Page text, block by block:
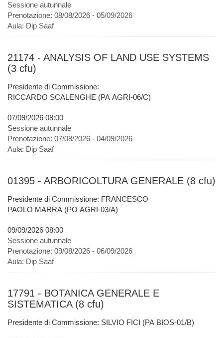
Sessione autunnale
Prenotazione: 08/08/2026 - 05/09/2026
Aula: Dip Saaf
21174 - ANALYSIS OF LAND USE SYSTEMS
(3 cfu)
Presidente di Commissione:
RICCARDO SCALENGHE (PA AGRI-06/C)
07/09/2026 08:00
Sessione autunnale
Prenotazione: 07/08/2026 - 04/09/2026
Aula: Dip Saaf
01395 - ARBORICOLTURA GENERALE (8 cfu)
Presidente di Commissione: FRANCESCO
PAOLO MARRA (PO AGRI-03/A)
09/09/2026 08:00
Sessione autunnale
Prenotazione: 09/08/2026 - 06/09/2026
Aula: Dip Saaf
17791 - BOTANICA GENERALE E
SISTEMATICA (8 cfu)
Presidente di Commissione: SILVIO FICI (PA BIOS-01/B)